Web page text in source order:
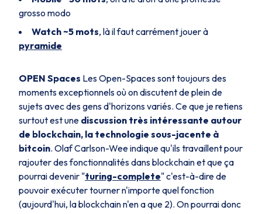
grosso modo
Watch ~5 mots, là il faut carrément jouer à
pyramide
OPEN Spaces Les Open-Spaces sont toujours des
moments exceptionnels où on discutent de plein de
sujets avec des gens d'horizons variés. Ce que je retiens
surtout est une discussion très intéressante autour
de blockchain, la technologie sous-jacente à
bitcoin. Olaf Carlson-Wee indique qu'ils travaillent pour
rajouter des fonctionnalités dans blockchain et que ça
pourrai devenir "turing-complete" c'est-à-dire de
pouvoir exécuter tourner n'importe quel fonction
(aujourd'hui, la blockchain n'en a que 2). On pourrai donc